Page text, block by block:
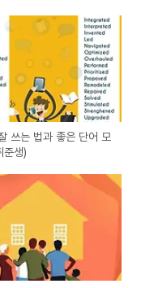
쓰는 법과 좋은 단어 모
준생)